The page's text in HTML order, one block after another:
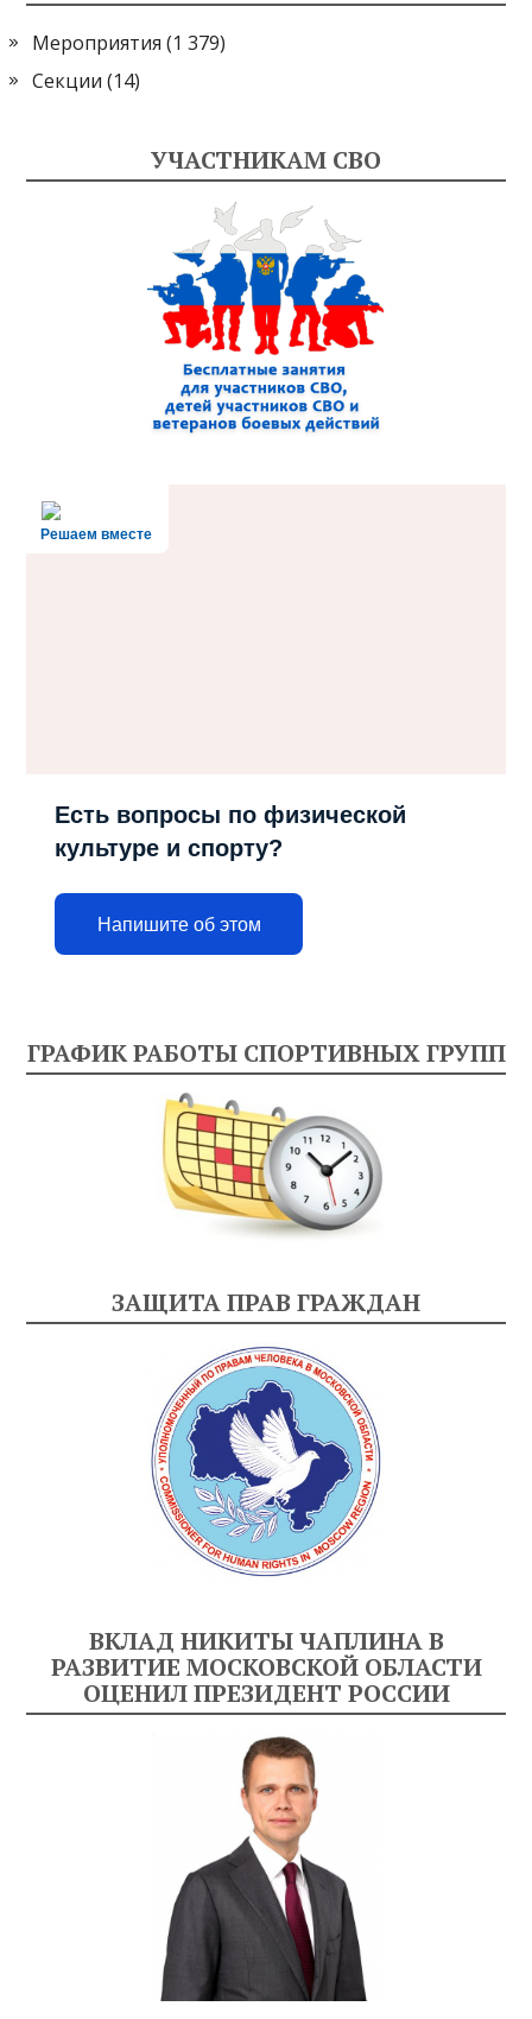
Мероприятия (1 379)
Секции (14)
УЧАСТНИКАМ СВО
Решаем вместе
Есть вопросы по физической
культуре и спорту?
Напишите об этом
ГРАФИК РАБОТЫ СПОРТИВНЫХ ГРУПП
ЗАЩИТА ПРАВ ГРАЖДАН
ВКЛАД НИКИТЫ ЧАПЛИНА В
РАЗВИТИЕ МОСКОВСКОЙ ОБЛАСТИ
ОЦЕНИЛ ПРЕЗИДЕНТ РОССИИ